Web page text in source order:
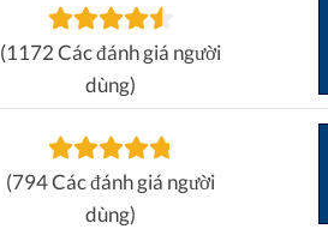
(1172 Các đánh giá người
dùng)
(794 Các đánh giá người
dùng)